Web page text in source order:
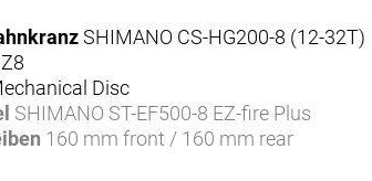
SHIMANO CS-HG200-8 (12-32T)
Disc
SHIMANO ST-EF500-8 EZ-fire Plus
160 mm front / 160 mm rear